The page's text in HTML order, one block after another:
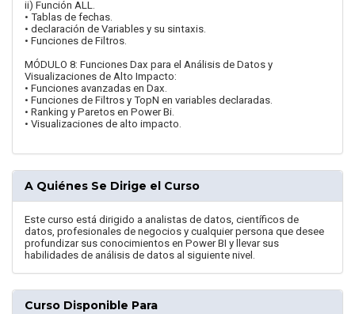
ii) Función ALL.
• Tablas de fechas.
• declaración de Variables y su sintaxis.
• Funciones de Filtros.
MÓDULO 8: Funciones Dax para el Análisis de Datos y
Visualizaciones de Alto Impacto:
• Funciones avanzadas en Dax.
• Funciones de Filtros y TopN en variables declaradas.
• Ranking y Paretos en Power Bi.
• Visualizaciones de alto impacto.
A Quiénes Se Dirige el Curso
Este curso está dirigido a analistas de datos, científicos de
datos, profesionales de negocios y cualquier persona que desee
profundizar sus conocimientos en Power BI y llevar sus
habilidades de análisis de datos al siguiente nivel.
Curso Disponible Para